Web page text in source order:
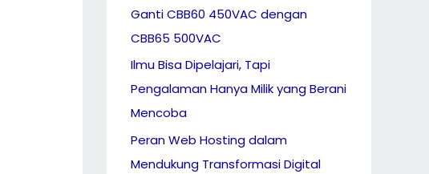
Ganti CBB60 450VAC dengan
CBB65 500VAC
Ilmu Bisa Dipelajari, Tapi
Pengalaman Hanya Milik yang Berani
Mencoba
Peran Web Hosting dalam
Mendukung Transformasi Digital